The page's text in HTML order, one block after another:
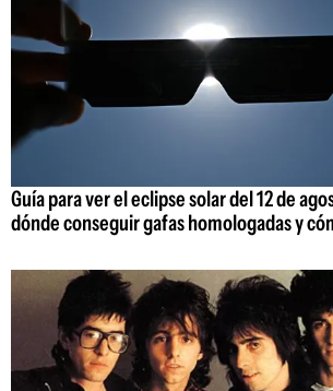
Guía para ver el eclipse solar del 12 de
dónde conseguir gafas homologadas y